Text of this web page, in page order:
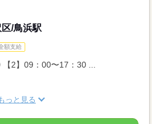
/鳥浜駅
額支給
2】09：00〜17：30 ...
っと見る